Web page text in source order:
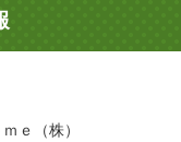
ｅ（株）